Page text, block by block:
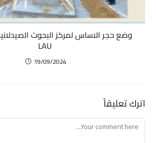
وضع حجر الاساس لمركز البحوث
LAU
19/09/2024
اترك تعليقاً